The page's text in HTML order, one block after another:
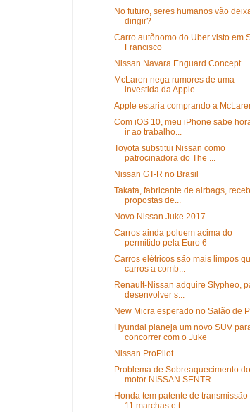
No futuro, seres humanos vão
dirigir?
Carro autõnomo do Uber visto em
Francisco
Nissan Navara Enguard Concept
McLaren nega rumores de uma
investida da Apple
Apple estaria comprando a
Com iOS 10, meu iPhone sabe
ir ao trabalho...
Toyota substitui Nissan como
patrocinadora do The ...
Nissan GT-R no Brasil
Takata, fabricante de airbags,
propostas de...
Novo Nissan Juke 2017
Carros ainda poluem acima do
permitido pela Euro 6
Carros elétricos são mais limpos
carros a comb...
Renault-Nissan adquire Slypheo,
desenvolver s...
New Micra esperado no Salão de
Hyundai planeja um novo SUV
concorrer com o Juke
Nissan ProPilot
Problema de Sobreaquecimento do
motor NISSAN SENTR...
Honda tem patente de transmissão
11 marchas e t...